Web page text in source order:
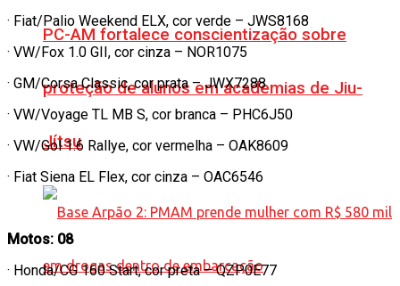
PC-AM fortalece conscientização sobre
proteção de alunos em academias de Jiu-
Jítsu
· Fiat/Palio Weekend ELX, cor verde – JWS8168
· VW/Fox 1.0 GII, cor cinza – NOR1075
· GM/Corsa Classic, cor prata – JWX7288
· VW/Voyage TL MB S, cor branca – PHC6J50
· VW/Gol 1.6 Rallye, cor vermelha – OAK8609
· Fiat Siena EL Flex, cor cinza – OAC6546
Motos: 08
· Honda/CG 160 Start, cor preta – QZP0E77